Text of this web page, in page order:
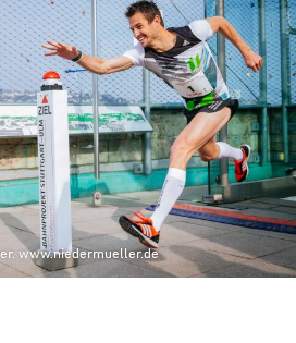
www.niedermueller.de